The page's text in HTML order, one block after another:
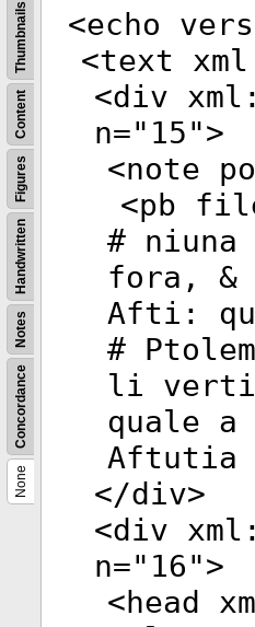
None
Concordance
Notes
Handwritten
Figures
Content
Thumbnails <echo
<text
<div
n=" 15">
<note
<pb
# niuna
fora, &
Afti:
#
li
quale
Aftutia
</div>
<div
n=" 16">
<head